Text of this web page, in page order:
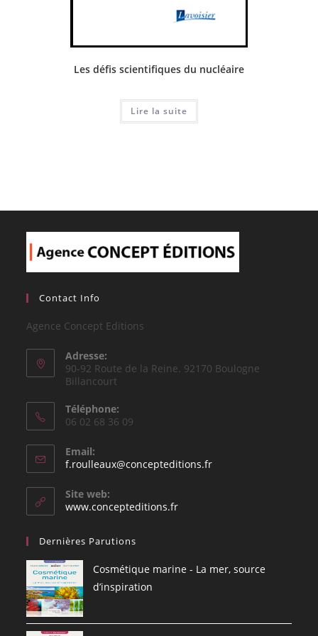
Les défis scientifiques du nucléaire
Lire la suite
Contact Info
Agence Concept Editions
Adresse:
90-92 Route de la Reine. 92170 Boulogne
Billancourt
Téléphone:
06 02 68 36 09
Email:
f.roulleaux@concepteditions.frS’ouvre
Site web:
www.concepteditions.fr
Dernières Parutions
Cosmétique marine - La mer, source
d’inspiration